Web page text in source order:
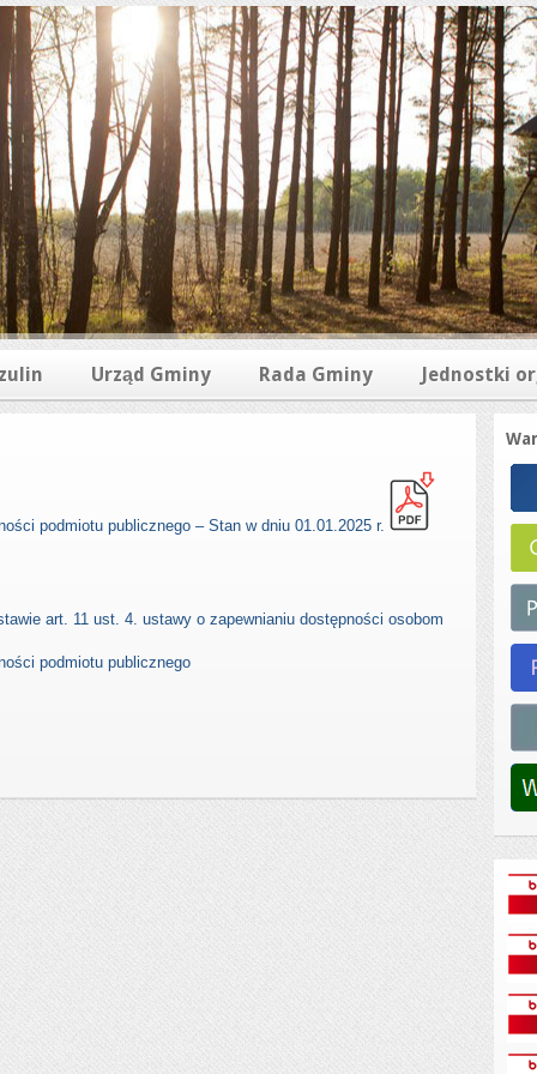
Urząd Gminy Rada Gminy Jednostki
podmiotu publicznego – Stan w dniu 01.01.2025 r.
art. 11 ust. 4. ustawy o zapewnianiu dostępności osobom
podmiotu publicznego